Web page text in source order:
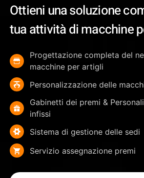
Ottieni una soluzione
tua attività di macchine
Progettazione completa del
macchine per artigli
Personalizzazione delle
Gabinetti dei premi &
infissi
Sistema di gestione delle sedi
Servizio assegnazione premi